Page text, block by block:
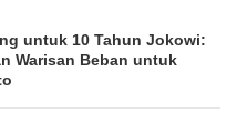
untuk 10 Tahun Jokowi:
Warisan Beban untuk